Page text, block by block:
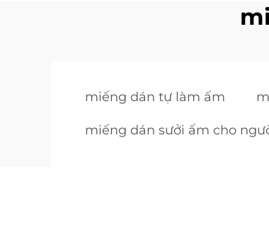
miếng dán tự làm ấm
miếng dán sưởi ấm cho